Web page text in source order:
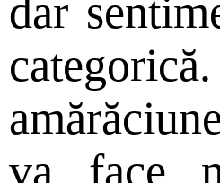
dar
va face